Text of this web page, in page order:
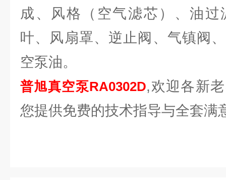
成、风格（空气滤芯）、油
叶、风扇罩、逆止阀、气镇阀
空泵油。
普旭真空泵RA0302D,欢迎各新
您提供免费的技术指导与全套满